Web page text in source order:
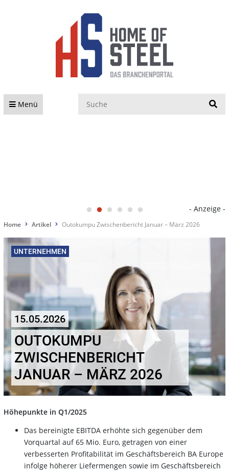
Menü
- Anzeige -
Home Artikel Outokumpu Zwischenbericht Januar – März 2026
UNTERNEHMEN
15.05.2026
OUTOKUMPU
ZWISCHENBERICHT
JANUAR – MÄRZ 2026
Höhepunkte in Q1/2025
Das bereinigte EBITDA erhöhte sich gegenüber dem
Vorquartal auf 65 Mio. Euro, getragen von einer
verbesserten Profitabilität im Geschäftsbereich BA Europe
infolge höherer Liefermengen sowie im Geschäftsbereich